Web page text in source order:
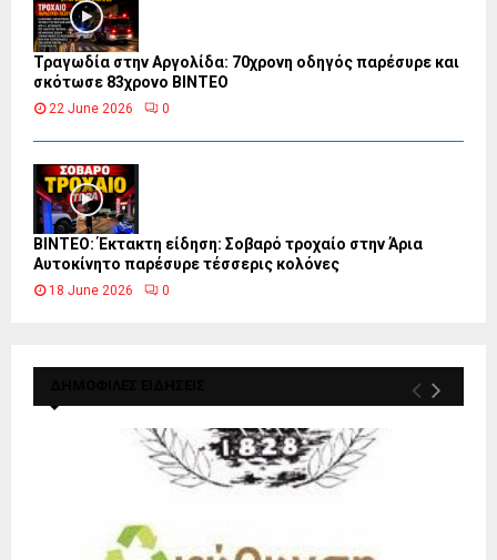
Τραγωδία στην Αργολίδα: 70χρονη οδηγός παρέσυρε και
σκότωσε 83χρονο ΒΙΝΤΕΟ
22 June 2026 0
ΒΙΝΤΕΟ: Έκτακτη είδηση: Σοβαρό τροχαίο στην Άρια
Αυτοκίνητο παρέσυρε τέσσερις κολόνες
18 June 2026 0